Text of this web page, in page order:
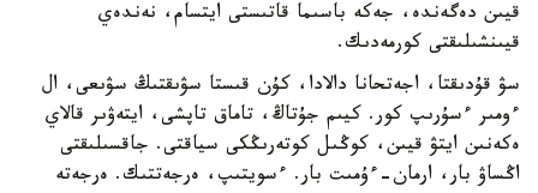
قيىن دەگەندە، جەكە باسىما قاتىستى ايتسام، نەندەي
قيىنشىلىقتى كورمەدىك.
سۋ قۇدىقتا، اجەتحانا دالادا، كۇن قىستا سۋىقتىڭ سۋىعى، ال
ءومىر ءسۇرىپ كور. كيىم جۇتاڭ، تاماق تاپشى، ايتەۋىر قالاي
ەكەنىن ايتۋ قيىن، كوڭىل كوتەرىڭكى سياقتى. جاقسىلىقتى
اڭساۋ بار، ارمان-ءۇمىت بار. ءسويتىپ، ەرجەتتىك. ەرجەتە